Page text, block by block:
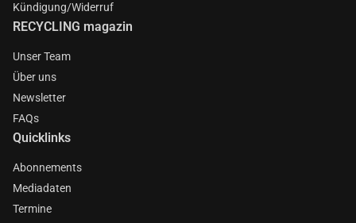
Kündigung/Widerruf
RECYCLING magazin
Unser Team
Über uns
Newsletter
FAQs
Quicklinks
Abonnements
Mediadaten
Termine